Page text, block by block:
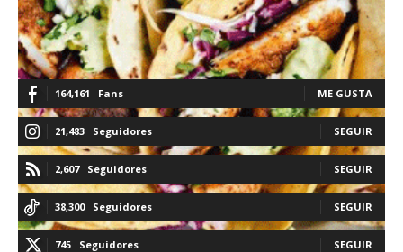
164,161 Fans ME GUSTA
21,483 Seguidores SEGUIR
2,607 Seguidores SEGUIR
38,300 Seguidores SEGUIR
745 Seguidores SEGUIR